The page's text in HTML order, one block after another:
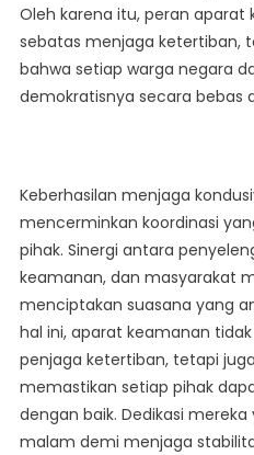
Oleh karena itu, peran aparat
sebatas menjaga ketertiban,
bahwa setiap warga negara
demokratisnya secara bebas
Keberhasilan menjaga
mencerminkan koordinasi
pihak. Sinergi antara
keamanan, dan masyarakat
menciptakan suasana yang
hal ini, aparat keamanan
penjaga ketertiban, tetapi
memastikan setiap pihak
dengan baik. Dedikasi
malam demi menjaga